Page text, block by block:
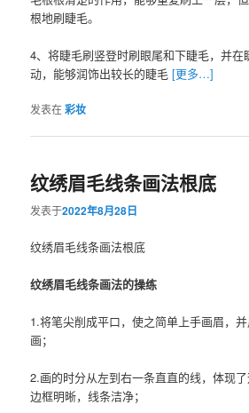
根地刷睫毛。
4、将睫毛刷竖登时刷眼尾和下睫毛，并在
动，能够润饰出较长的睫毛[更多…]
发表在彩妆
纹绣眉毛线条画法根底
发表于2022年8月28日
纹绣眉毛线条画法根底
纹绣眉毛线条画法的操练
1.将笔尖削成平口，使之简单上手画眉，
画；
2.画的时分从左到右一条直直的线，体现
边框明晰，线条洁净；